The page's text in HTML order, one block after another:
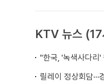
KTV 뉴스 (17
"한국, '녹색사다리'
릴레이 정상회담